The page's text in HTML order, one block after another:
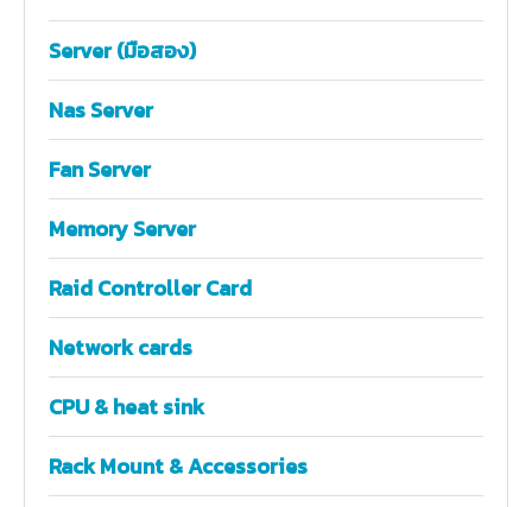
Server (มือสอง)
Nas Server
Fan Server
Memory Server
Raid Controller Card
Network cards
CPU & heat sink
Rack Mount & Accessories